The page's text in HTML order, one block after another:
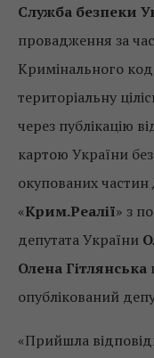
Служба безпеки
провадження за
Кримінального
територіальну
через публікацію
картою України
окупованих
«Крим.Реалії» з
депутата України
Олена Гітлянська
опублікований
«Прийшла